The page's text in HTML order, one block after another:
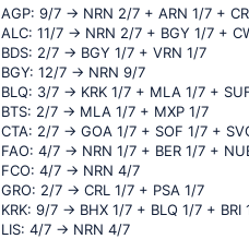
AGP: 9/7 -> NRN 2/7 + ARN 1/7 +
ALC: 11/7 -> NRN 2/7 + BGY 1/7 +
BDS: 2/7 -> BGY 1/7 + VRN 1/7
BGY: 12/7 -> NRN 9/7
BLQ: 3/7 -> KRK 1/7 + MLA 1/7 +
BTS: 2/7 -> MLA 1/7 + MXP 1/7
CTA: 2/7 -> GOA 1/7 + SOF 1/7 +
FAO: 4/7 -> NRN 1/7 + BER 1/7 +
FCO: 4/7 -> NRN 4/7
GRO: 2/7 -> CRL 1/7 + PSA 1/7
KRK: 9/7 -> BHX 1/7 + BLQ 1/7 +
LIS: 4/7 -> NRN 4/7